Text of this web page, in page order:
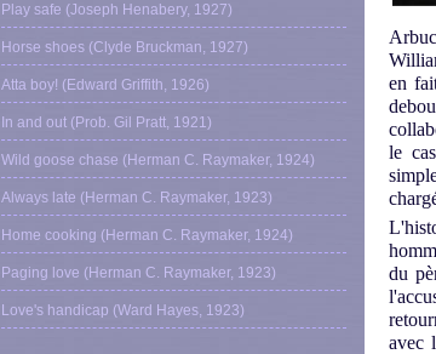
Play safe (Joseph Henabery, 1927)
Horse shoes (Clyde Bruckman, 1927)
Atta boy! (Edward Griffith, 1926)
In and out (Prob. Gil Pratt, 1921)
Wild goose chase (Herman C. Raymaker, 1924)
Always late (Herman C. Raymaker, 1923)
Home cooking (Herman C. Raymaker, 1924)
Paging love (Herman C. Raymaker, 1923)
Love's handicap (Ward Hayes, 1923)
en
le
du
avec